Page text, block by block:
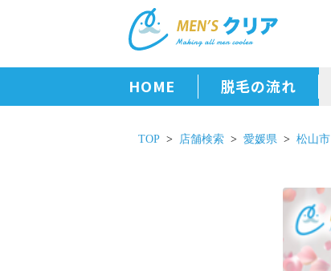
HOME 脱毛の流れ
TOP 店舗検索 愛媛県 松山市